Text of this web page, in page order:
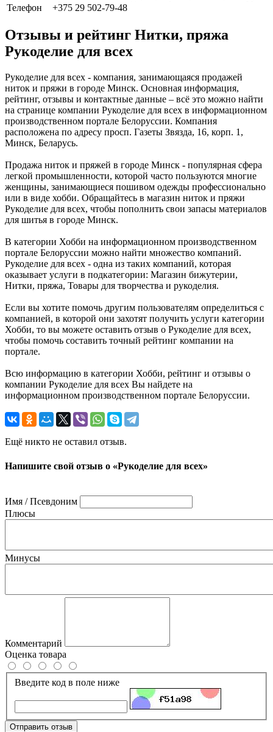
Телефон
+375 29 502-79-48
Отзывы и рейтинг Нитки, пряжа
Рукоделие для всех
Рукоделие для всех - компания, занимающаяся продажей
ниток и пряжи в городе Минск. Основная информация,
рейтинг, отзывы и контактные данные – всё это можно найти
на странице компании Рукоделие для всех в информационном
производственном портале Белоруссии. Компания
расположена по адресу просп. Газеты Звязда, 16, корп. 1,
Минск, Беларусь.
Продажа ниток и пряжей в городе Минск - популярная сфера
легкой промышленности, которой часто пользуются многие
женщины, занимающиеся пошивом одежды профессионально
или в виде хобби. Обращайтесь в магазин ниток и пряжи
Рукоделие для всех, чтобы пополнить свои запасы материалов
для шитья в городе Минск.
В категории Хобби на информационном производственном
портале Белоруссии можно найти множество компаний.
Рукоделие для всех - одна из таких компаний, которая
оказывает услуги в подкатегории: Магазин бижутерии,
Нитки, пряжа, Товары для творчества и рукоделия.
Если вы хотите помочь другим пользователям определиться с
компанией, в которой они захотят получить услуги категории
Хобби, то вы можете оставить отзыв о Рукоделие для всех,
чтобы помочь составить точный рейтинг компании на
портале.
Всю информацию в категории Хобби, рейтинг и отзывы о
компании Рукоделие для всех Вы найдете на
информационном производственном портале Белоруссии.
Ещё никто не оставил отзыв.
Напишите свой отзыв о «Рукоделие для всех»
Имя / Псевдоним
Плюсы
Минусы
Комментарий
Оценка товара
Введите код в поле ниже
Отправить отзыв